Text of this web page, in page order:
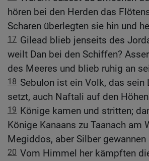
hören bei den Herden das
Scharen überlegten sie hin und
17 Gilead blieb jenseits des
weilt Dan bei den Schiffen?
des Meeres und blieb ruhig an
18 Sebulon ist ein Volk, das sein
setzt, auch Naftali auf den
19 Könige kamen und stritten;
Könige Kanaans zu Taanach am
Megiddos, aber Silber
20 Vom Himmel her kämpften